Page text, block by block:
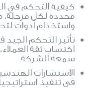
كيفية التحكم في
محددة لكل مرحلة،
واستخدام أدوات
تأثير التحكم
اكتساب ثقة
سمعة الشركة.
الاستشارات
في تنفيذ